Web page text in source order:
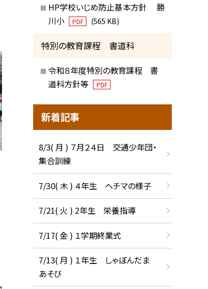
HP学校いじめ防止基本方針 勝
川小
PDF (565 KB)
特別の教育課程 書道科
令和８年度特別の教育課程 書
道科方針等
PDF
新着記事
8/3( 月 ) ７月２４日 交通少年団・
集合訓練
7/30( 木 ) ４年生 ヘチマの様子
7/21( 火 ) 2年生 栄養指導
7/17( 金 ) １学期終業式
7/13( 月 ) １年生 しゃぼんだま
あそび